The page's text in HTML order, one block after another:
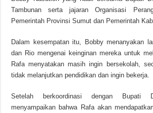
Tambunan serta jajaran Organisasi
Pemerintah Provinsi Sumut dan Pemerintah
Dalam kesempatan itu, Bobby menanyakan
dan Rio mengenai keinginan mereka untuk
Rafa menyatakan masih ingin bersekolah,
tidak melanjutkan pendidikan dan ingin bekerja.
Setelah berkoordinasi dengan Bupati
menyampaikan bahwa Rafa akan